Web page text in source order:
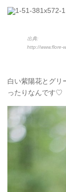
出典:
http://www.flore-
白い紫陽花とグリ
ったりなんです♡